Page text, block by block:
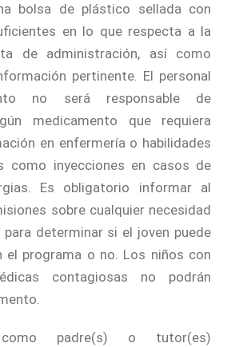
bolsa de plástico sellada con
en lo que respecta a la
de administración, así como
pertinente. El personal
no será responsable de
medicamento que requiera
en enfermería o habilidades
como inyecciones en casos de
Es obligatorio informar al
sobre cualquier necesidad
para determinar si el joven puede
el programa o no. Los niños con
contagiosas no podrán
como padre(s) o tutor(es)